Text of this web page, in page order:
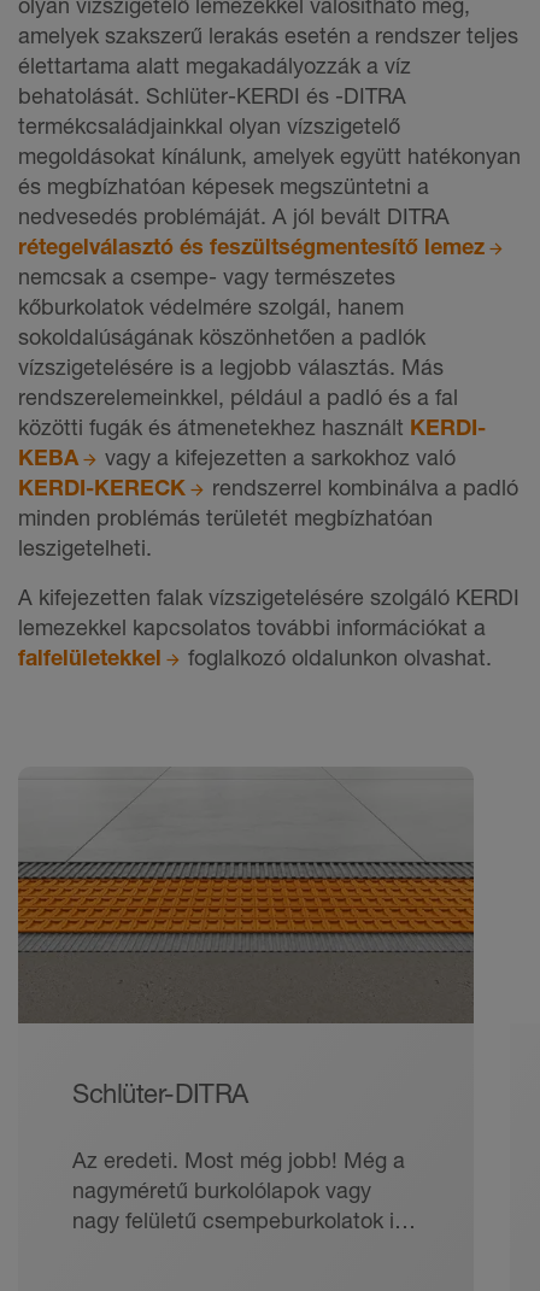
olyan vízszigetelő lemezekkel valósítható meg,
amelyek szakszerű lerakás esetén a rendszer teljes
élettartama alatt megakadályozzák a víz
behatolását. Schlüter-KERDI és -DITRA
termékcsaládjainkkal olyan vízszigetelő
megoldásokat kínálunk, amelyek együtt hatékonyan
és megbízhatóan képesek megszüntetni a
nedvesedés problémáját. A jól bevált DITRA
rétegelválasztó és feszültségmentesítő lemez
nemcsak a csempe- vagy természetes
kőburkolatok védelmére szolgál, hanem
sokoldalúságának köszönhetően a padlók
vízszigetelésére is a legjobb választás. Más
rendszerelemeinkkel, például a padló és a fal
közötti fugák és átmenetekhez használt KERDI-
KEBA
vagy a kifejezetten a sarkokhoz való
KERDI-KERECK
rendszerrel kombinálva a padló
minden problémás területét megbízhatóan
leszigetelheti.
A kifejezetten falak vízszigetelésére szolgáló KERDI
lemezekkel kapcsolatos további információkat a
falfelületekkel
foglalkozó oldalunkon olvashat.
Schlüter-DITRA
Az eredeti. Most még jobb! Még a
nagyméretű burkolólapok vagy
nagy felületű csempeburkolatok is